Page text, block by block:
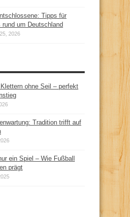
Tipps für
rund um Deutschland
2026
ohne Seil – perfekt
Tradition trifft auf
ein Spiel – Wie Fußball
prägt